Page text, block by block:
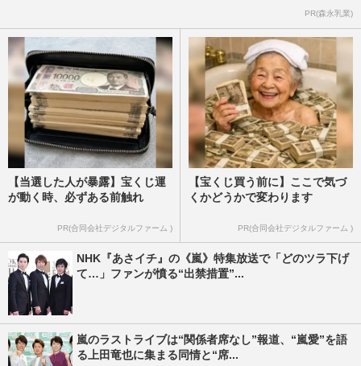
PR(森永乳業)
【当選した人が暴露】宝くじ運
が動く時、必ずある前触れ
PR(合同会社デジタルファーム )
【宝くじ買う前に】ここで気づ
くかどうかで変わります
PR(合同会社デジタルファーム )
NHK『あさイチ』の《嵐》特集放送で「どのツラ下げ
て…」ファンが憤る“出禁措置”...
嵐のラストライブは“関係者席なし”報道、“嵐愛”を語
る上田竜也に集まる同情と“席...